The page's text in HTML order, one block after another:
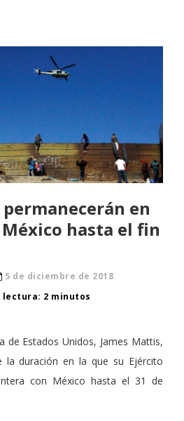
permanecerán en
hasta el fin
5 de diciembre de 2018
lectura: 2 minutos
de Estados Unidos, James Mattis,
la duración en la que su Ejército
con México hasta el 31 de